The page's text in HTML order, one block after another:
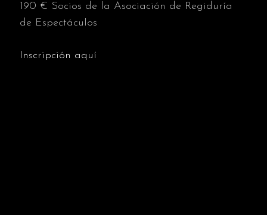
190 € Socios de la Asociación de Regiduría
de Espectáculos
Inscripción aquí